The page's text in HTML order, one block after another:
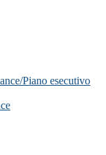
Piano esecutivo